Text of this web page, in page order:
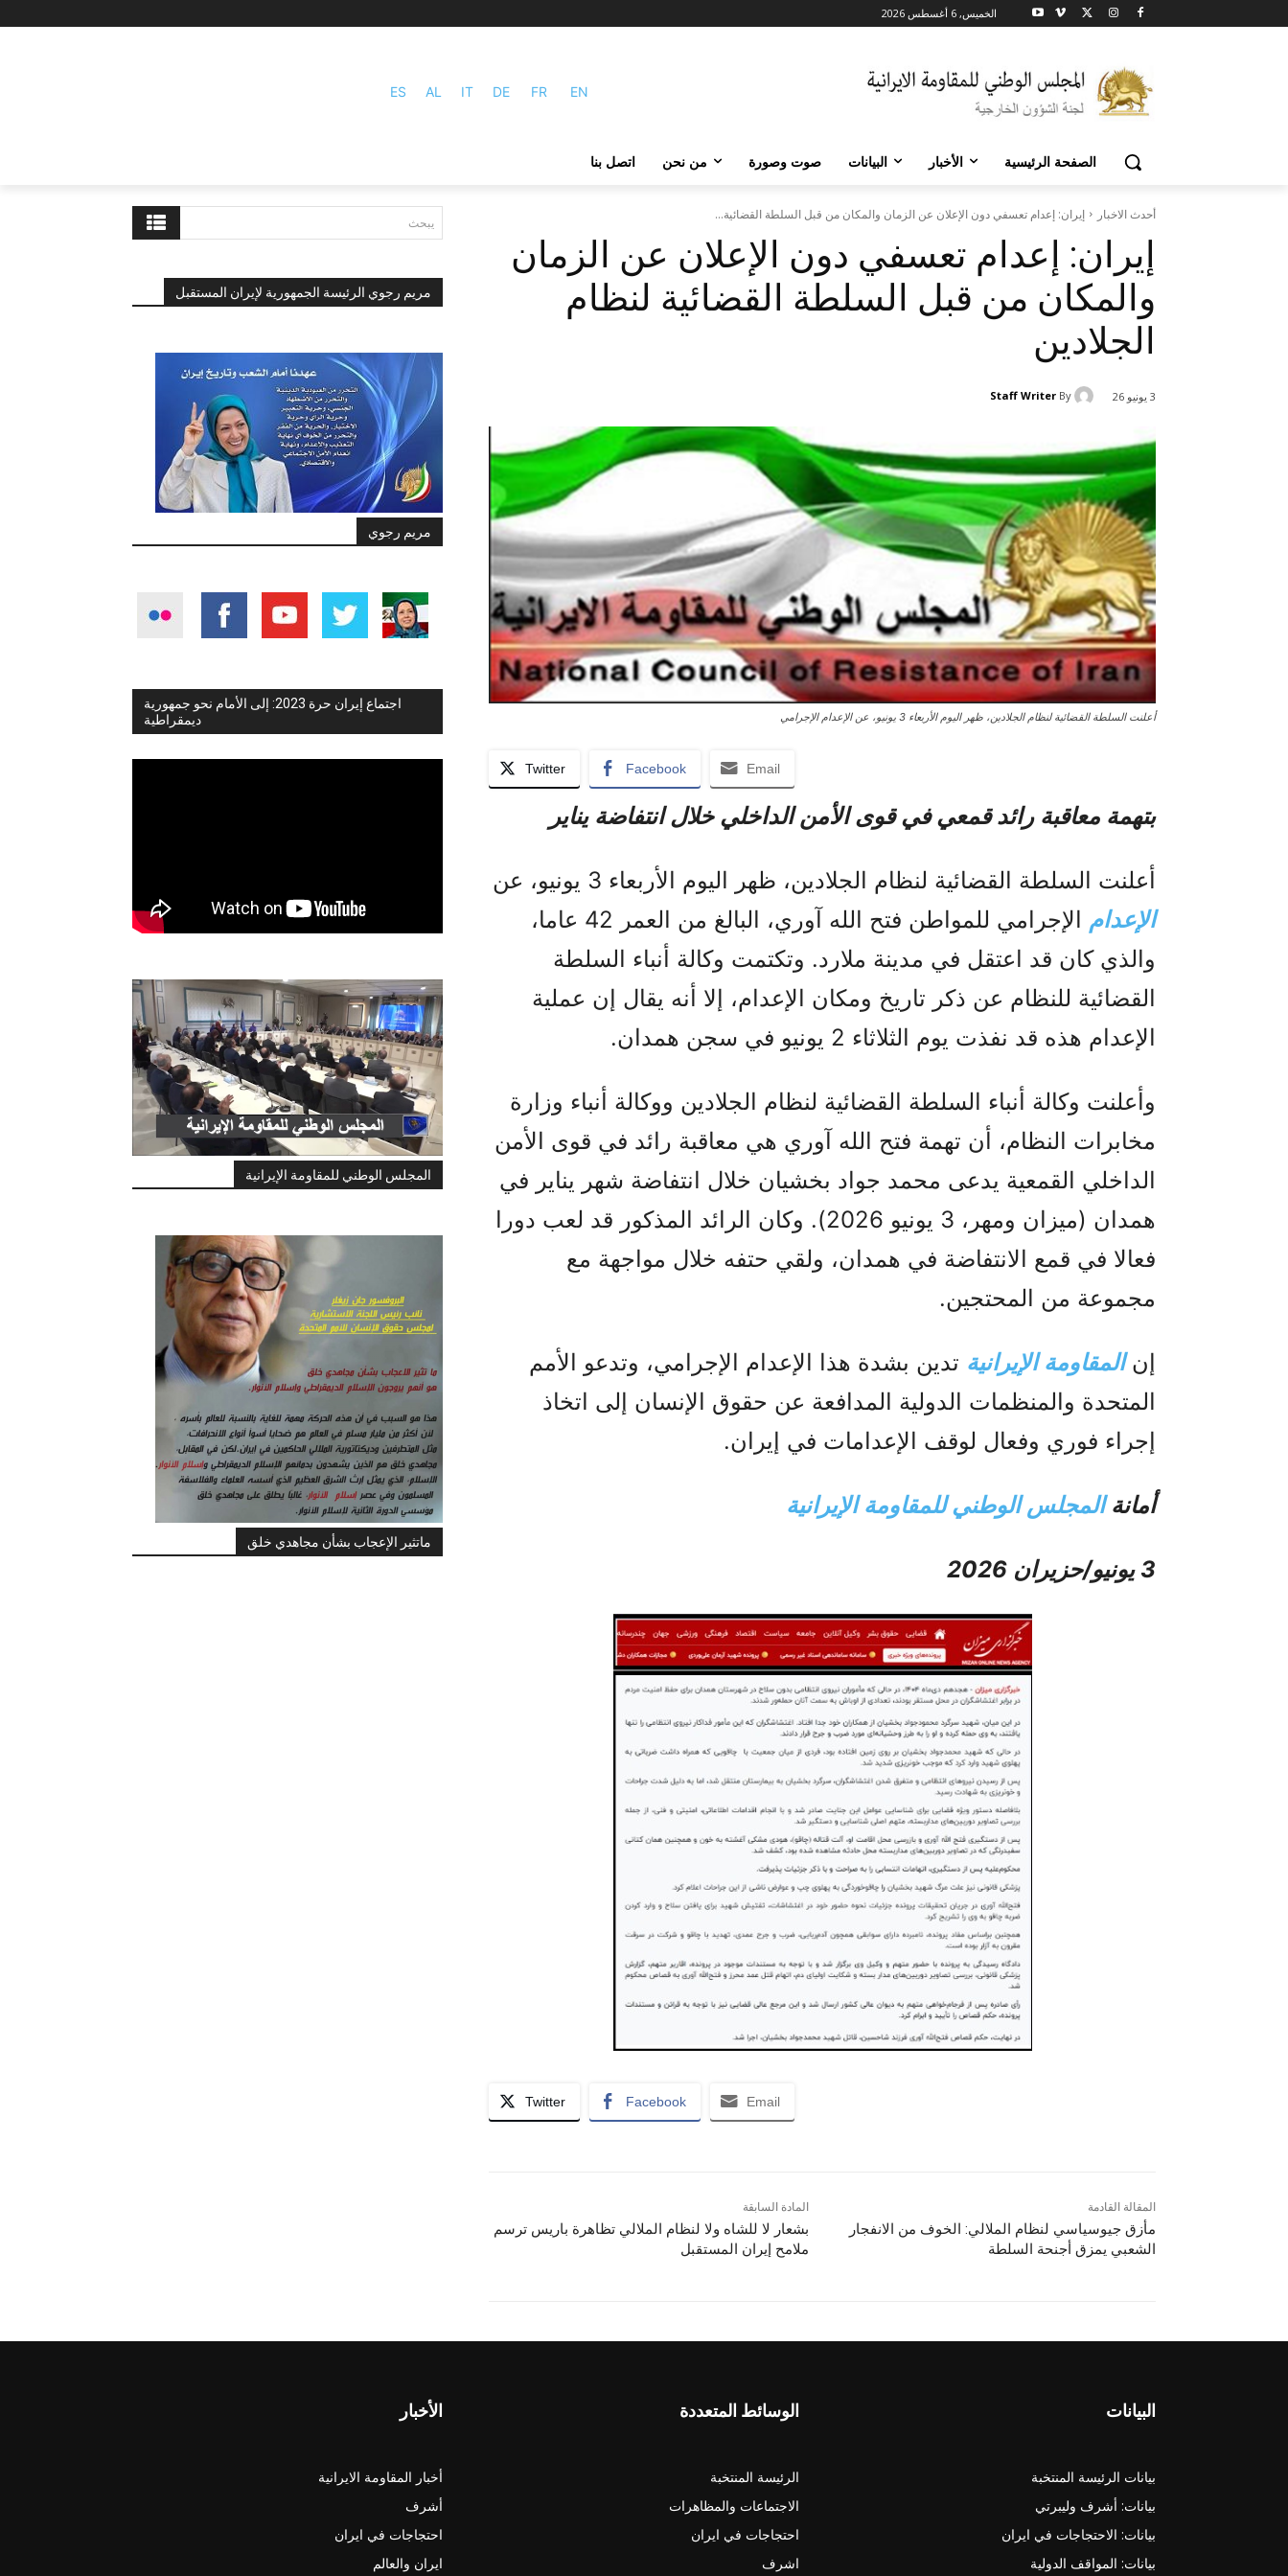
الخميس, 6 أغسطس 2026
ES AL IT DE FR EN
الصفحة الرئيسية الأخبار البيانات صوت وصورة من نحن اتصل بنا
يبحث
مريم رجوي الرئيسة الجمهورية لإيران المستقبل
مريم رجوي
اجتماع إيران حرة 2023: إلى الأمام نحو جمهورية
ديمقراطية
المجلس الوطني للمقاومة الإيرانية
ماتثير الإعجاب بشأن مجاهدي خلق
أحدث الاخبار إيران: إعدام تعسفي دون الإعلان عن الزمان والمكان من قبل السلطة القضائية...
إيران: إعدام تعسفي دون الإعلان عن الزمان
والمكان من قبل السلطة القضائية لنظام
الجلادين
3 يونيو 26 By
Staff Writer
أعلنت السلطة القضائية لنظام الجلادين، ظهر اليوم الأربعاء 3 يونيو، عن الإعدام الإجرامي
Twitter Facebook Email
بتهمة معاقبة رائد قمعي في قوى الأمن الداخلي خلال انتفاضة يناير
أعلنت السلطة القضائية لنظام الجلادين، ظهر اليوم الأربعاء 3 يونيو، عن
الإعدام
الإجرامي للمواطن فتح الله آوري، البالغ من العمر 42 عاما،
والذي كان قد اعتقل في مدينة ملارد. وتكتمت وكالة أنباء السلطة
القضائية للنظام عن ذكر تاريخ ومكان الإعدام، إلا أنه يقال إن عملية
الإعدام هذه قد نفذت يوم الثلاثاء 2 يونيو في سجن همدان.
وأعلنت وكالة أنباء السلطة القضائية لنظام الجلادين ووكالة أنباء وزارة
مخابرات النظام، أن تهمة فتح الله آوري هي معاقبة رائد في قوى الأمن
الداخلي القمعية يدعى محمد جواد بخشيان خلال انتفاضة شهر يناير في
همدان (ميزان ومهر، 3 يونيو 2026). وكان الرائد المذكور قد لعب دورا
فعالا في قمع الانتفاضة في همدان، ولقي حتفه خلال مواجهة مع
مجموعة من المحتجين.
إنالمقاومة الإيرانية تدين بشدة هذا الإعدام الإجرامي، وتدعو الأمم
المتحدة والمنظمات الدولية المدافعة عن حقوق الإنسان إلى اتخاذ
إجراء فوري وفعال لوقف الإعدامات في إيران.
أمانةالمجلس الوطني للمقاومة الإيرانية
3 يونيو/حزيران 2026
Twitter Facebook Email
المادة السابقة
بشعار لا للشاه ولا لنظام الملالي تظاهرة باريس ترسم
ملامح إيران المستقبل
المقالة القادمة
مأزق جيوسياسي لنظام الملالي: الخوف من الانفجار
الشعبي يمزق أجنحة السلطة
الأخبار
أخبار المقاومة الايرانية
أشرف
احتجاجات في ايران
ايران والعالم
الوسائط المتعددة
الرئيسة المنتخبة
الاجتماعات والمظاهرات
احتجاجات في ايران
اشرف
البيانات
بيانات الرئيسة المنتخبة
بيانات: أشرف وليبرتي
بيانات: الاحتجاجات في ايران
بيانات: المواقف الدولية